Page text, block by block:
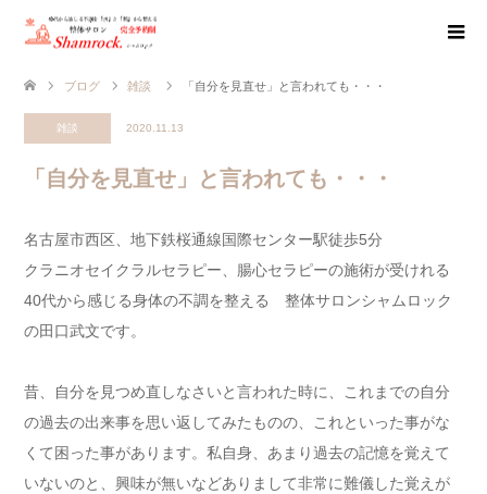
ブログ 雑談 「自分を見直せ」と言われても・・・
雑談 2020.11.13
「自分を見直せ」と言われても・・・
名古屋市西区、地下鉄桜通線国際センター駅徒歩5分
クラニオセイクラルセラピー、腸心セラピーの施術が受けれる
40代から感じる身体の不調を整える 整体サロンシャムロック
の田口武文です。
昔、自分を見つめ直しなさいと言われた時に、これまでの自分
の過去の出来事を思い返してみたものの、これといった事がな
くて困った事があります。私自身、あまり過去の記憶を覚えて
いないのと、興味が無いなどありまして非常に難儀した覚えが